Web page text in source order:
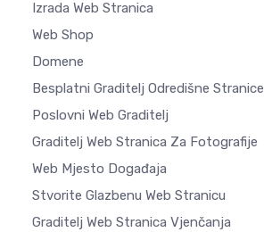
Izrada Web Stranica
Web Shop
Domene
Besplatni Graditelj Odredišne Stranice
Poslovni Web Graditelj
Graditelj Web Stranica Za Fotografije
Web Mjesto Događaja
Stvorite Glazbenu Web Stranicu
Graditelj Web Stranica Vjenčanja